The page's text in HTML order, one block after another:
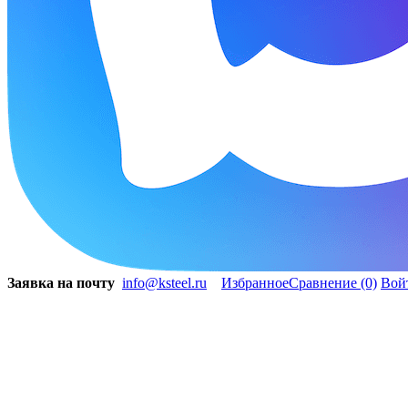
Заявка на почту info@ksteel.ru ИзбранноеСравнение (0)